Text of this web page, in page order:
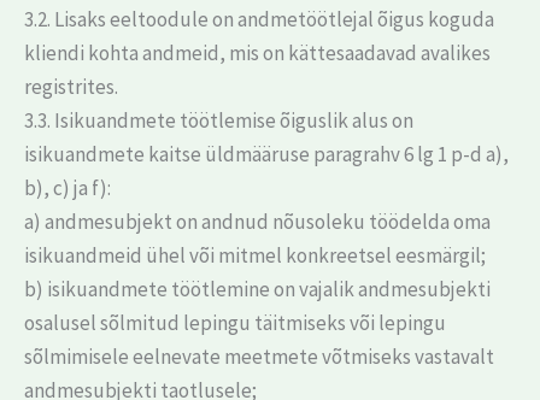
3.2. Lisaks eeltoodule on andmetöötlejal õigus koguda
kliendi kohta andmeid, mis on kättesaadavad avalikes
registrites.
3.3. Isikuandmete töötlemise õiguslik alus on
isikuandmete kaitse üldmääruse paragrahv 6 lg 1 p-d a),
b), c) ja f):
a) andmesubjekt on andnud nõusoleku töödelda oma
isikuandmeid ühel või mitmel konkreetsel eesmärgil;
b) isikuandmete töötlemine on vajalik andmesubjekti
osalusel sõlmitud lepingu täitmiseks või lepingu
sõlmimisele eelnevate meetmete võtmiseks vastavalt
andmesubjekti taotlusele;